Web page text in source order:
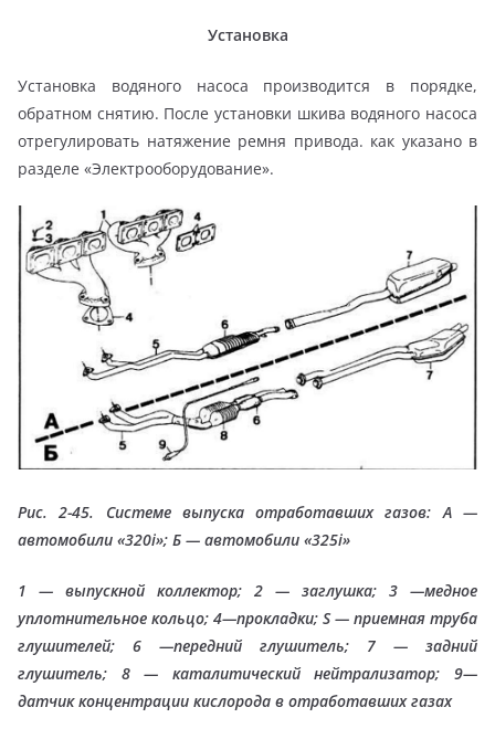
Установка
Установка водяного насоса производится в порядке,
обратном снятию. После установки шкива водяного насоса
отрегулировать натяжение ремня привода. как указано в
разделе «Электрооборудование».
Рис. 2-45. Системе выпуска отработавших газов: А —
автомобили «320i»; Б — автомобили «325i»
1 — выпускной коллектор; 2 — заглушка; 3 —медное
уплотнительное кольцо; 4—прокладки; S — приемная труба
глушителей; 6 —передний глушитель; 7 — задний
глушитель; 8 — каталитический нейтрализатор; 9—
датчик концентрации кислорода в отработавших газах